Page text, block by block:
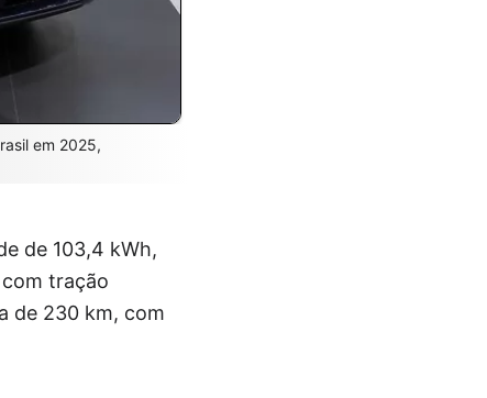
em 2025,
de 103,4 kWh,
tração
de 230 km, com